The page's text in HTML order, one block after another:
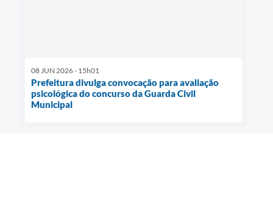
08 JUN 2026 - 15h01
Prefeitura divulga convocação para avaliação
psicológica do concurso da Guarda Civil
Municipal